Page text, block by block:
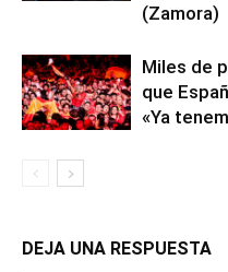
(Zamora)
Miles de
que
«Ya
DEJA UNA RESPUESTA